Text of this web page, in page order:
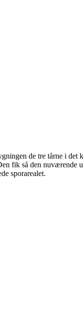
de tre tårne i
fik så den nuværende
sporarealet.